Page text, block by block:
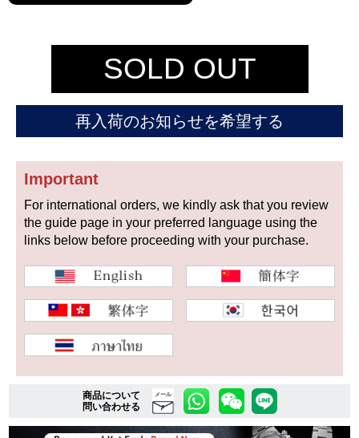
ヴァシュロン
コンスタンタン
チューダー パネライ
新品 未使用品
WEB限定品 SALE
詳細検索はこちら
SOLD OUT
再入荷のお知らせを希望する
Important
For international orders, we kindly ask that you review
the guide page in your preferred language using the
links below before proceeding with your purchase.
商品について
問い合わせる
メール